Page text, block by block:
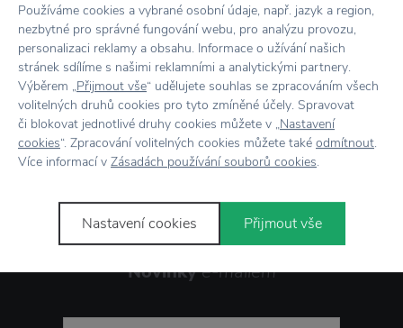
Doprava zdarma nad 2 000 Kč
Vrácení zbožído 30 dnů
7500+ produktůna výběr
Showroom ve Zlíně
Novinkye-mailem
Používáme cookies a vybrané osobní údaje, např. jazyk a region,
nezbytné pro správné fungování webu, pro analýzu provozu,
personalizaci reklamy a obsahu. Informace o užívání našich
stránek sdílíme s našimi reklamními a analytickými partnery.
Výběrem „Přijmout vše“ udělujete souhlas se zpracováním všech
volitelných druhů cookies pro tyto zmíněné účely. Spravovat
či blokovat jednotlivé druhy cookies můžete v „Nastavení
cookies“. Zpracování volitelných cookies můžete také odmítnout.
Více informací v Zásadách používání souborů cookies.
Nastavení cookies Přijmout vše